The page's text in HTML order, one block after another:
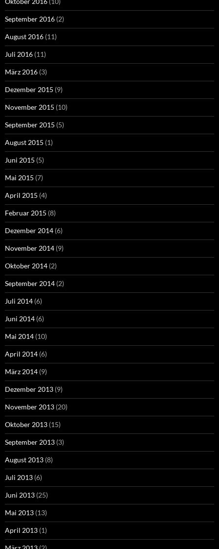
September 2016 (2)
August 2016 (11)
Juli 2016 (11)
März 2016 (3)
Dezember 2015 (9)
November 2015 (10)
September 2015 (5)
August 2015 (1)
Juni 2015 (5)
Mai 2015 (7)
April 2015 (4)
Februar 2015 (8)
Dezember 2014 (6)
November 2014 (9)
Oktober 2014 (2)
September 2014 (2)
Juli 2014 (6)
Juni 2014 (6)
Mai 2014 (10)
April 2014 (6)
März 2014 (9)
Dezember 2013 (9)
November 2013 (20)
Oktober 2013 (15)
September 2013 (3)
August 2013 (8)
Juli 2013 (6)
Juni 2013 (25)
Mai 2013 (13)
April 2013 (1)